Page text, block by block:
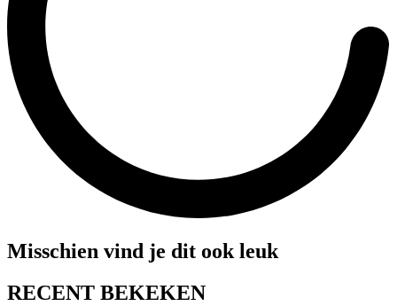
Misschien vind je dit ook leuk
RECENT BEKEKEN